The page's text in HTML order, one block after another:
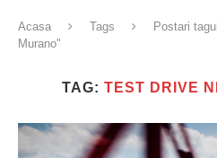
Acasa Tags
Postari
Murano"
TAG: TEST DRIVE